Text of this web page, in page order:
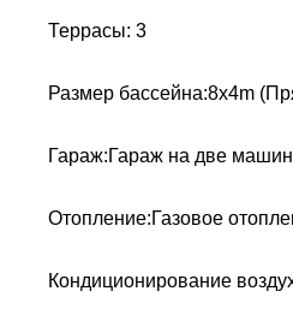
Террасы: 3
Размер бассейна:8x4m
Гараж:Гараж на две
Отопление:Газовое
Кондиционирование